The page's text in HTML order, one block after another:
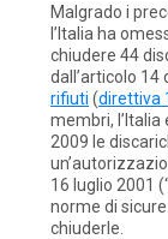
Malgrado i
l’Italia ha
chiudere 44
dall’articolo 14
rifiuti (direttiva
membri,
2009 le
16 luglio 2001
norme di
chiuderle.